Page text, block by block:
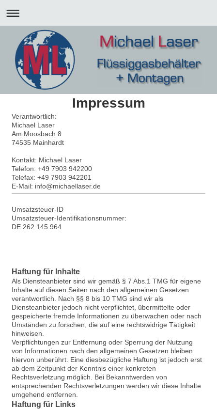
Impressum
Verantwortlich:
Michael Laser
Am Moosbach 8
74535 Mainhardt
Kontakt: Michael Laser
Telefon: +49 7903 942200
Telefax: +49 7903 942201
E-Mail: info@michaellaser.de
Umsatzsteuer-ID
Umsatzsteuer-Identifikationsnummer:
DE 262 145 964
Haftung für Inhalte
Als Diensteanbieter sind wir gemäß § 7 Abs.1 TMG für eigene
Inhalte auf diesen Seiten nach den allgemeinen Gesetzen
verantwortlich. Nach §§ 8 bis 10 TMG sind wir als
Diensteanbieter jedoch nicht verpflichtet, übermittelte oder
gespeicherte fremde Informationen zu überwachen oder nach
Umständen zu forschen, die auf eine rechtswidrige Tätigkeit
hinweisen.
Verpflichtungen zur Entfernung oder Sperrung der Nutzung
von Informationen nach den allgemeinen Gesetzen bleiben
hiervon unberührt. Eine diesbezügliche Haftung ist jedoch erst
ab dem Zeitpunkt der Kenntnis einer konkreten
Rechtsverletzung möglich. Bei Bekanntwerden von
entsprechenden Rechtsverletzungen werden wir diese Inhalte
umgehend entfernen.
Haftung für Links